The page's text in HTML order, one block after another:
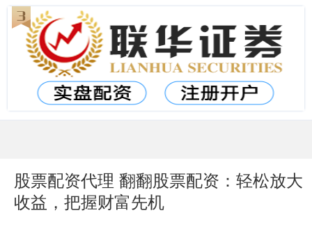
股票配资代理 翻翻股票配资：轻松放大
收益，把握财富先机